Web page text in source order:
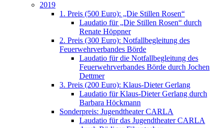
2019
1. Preis (500 Euro): „Die Stillen Rosen“
Laudatio für „Die Stillen Rosen“ durch
Renate Höppner
2. Preis (300 Euro): Notfallbegleitung des
Feuerwehrverbandes Börde
Laudatio für die Notfallbegleitung des
Feuerwehrverbandes Börde durch Jochen
Dettmer
3. Preis (200 Euro): Klaus-Dieter Gerlang
Laudatio für Klaus-Dieter Gerlang durch
Barbara Höckmann
Sonderpreis: Jugendtheater CARLA
Laudatio für das Jugendtheater CARLA